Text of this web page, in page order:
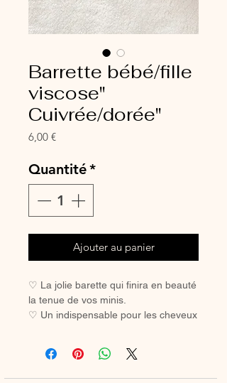
Barrette bébé/fille
viscose"
Cuivrée/dorée"
6,00 €Prix
Quantité*
Ajouter au panier
♡ La jolie barette qui finira en beauté
la tenue de vos minis.
♡ Un indispensable pour les cheveux
glisse pas, même sur les cheveux les